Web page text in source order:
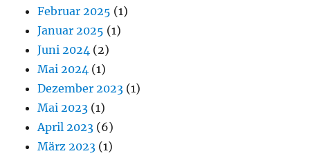
Februar 2025 (1)
Januar 2025 (1)
Juni 2024 (2)
Mai 2024 (1)
Dezember 2023 (1)
Mai 2023 (1)
April 2023 (6)
März 2023 (1)